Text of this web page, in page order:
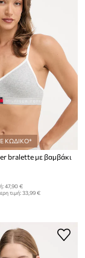
ΚΩΔΙΚΟ*
bralette με βαμβάκι
47,90 €
τιμή:33,99 €